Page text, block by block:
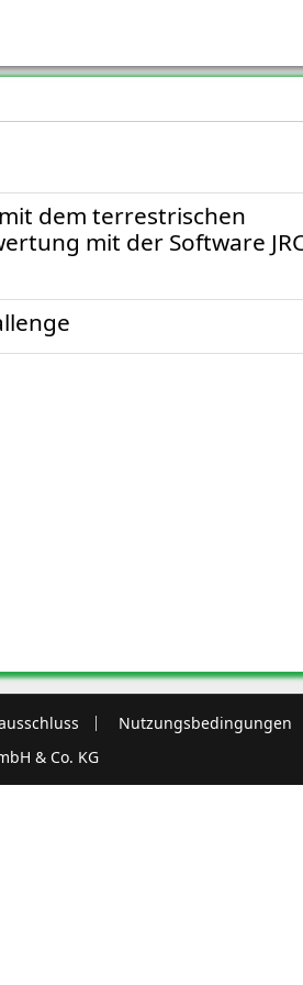
dem terrestrischen
mit der Software
Nutzungsbedingungen
& Co. KG